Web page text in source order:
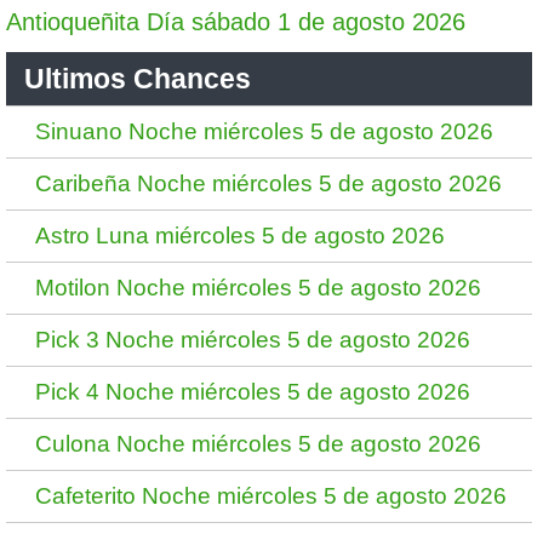
Antioqueñita Día sábado 1 de agosto 2026
Ultimos Chances
Sinuano Noche miércoles 5 de agosto 2026
Caribeña Noche miércoles 5 de agosto 2026
Astro Luna miércoles 5 de agosto 2026
Motilon Noche miércoles 5 de agosto 2026
Pick 3 Noche miércoles 5 de agosto 2026
Pick 4 Noche miércoles 5 de agosto 2026
Culona Noche miércoles 5 de agosto 2026
Cafeterito Noche miércoles 5 de agosto 2026